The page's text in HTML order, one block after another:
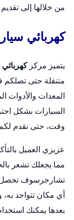
من خلالها إلى
كهربائي
يتميز مركز
متنقلة حتى تصلكم
المعدات والأدوات
السيارات بشكل
وقت، حتى نقدم
عزيزي العميل
مما يجعلك تشعر
تشارجرسوف تحصل
أي مكان تتواجد
بعدها يمكنك